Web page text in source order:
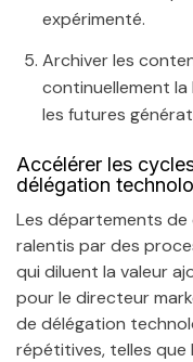
expérimenté.
Archiver les
continuellement
les futures
Accélérer les
délégation
Les départements
ralentis par des
qui diluent la valeur
pour le directeur
de délégation
répétitives, telles que